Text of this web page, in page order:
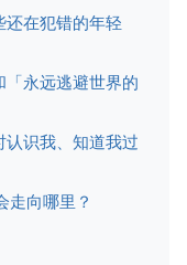
在犯错的年轻
永远逃避世界的
识我、知道我过
向哪里？